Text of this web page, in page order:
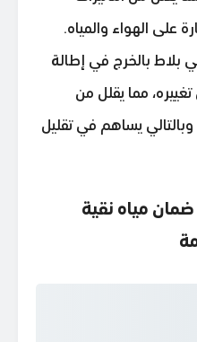
على الهواء والمياه.
بلاط بالخرج في إطالة
تغييره، مما يقلل من
وبالتالي يساهم في تقليل
مياه نقية